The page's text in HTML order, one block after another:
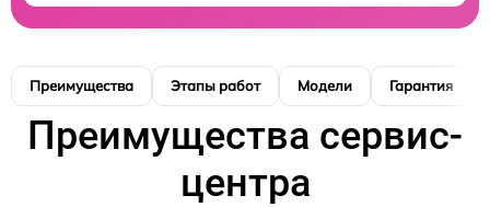
Преимущества Этапы работ Модели Гарантия
Преимущества сервис-
центра